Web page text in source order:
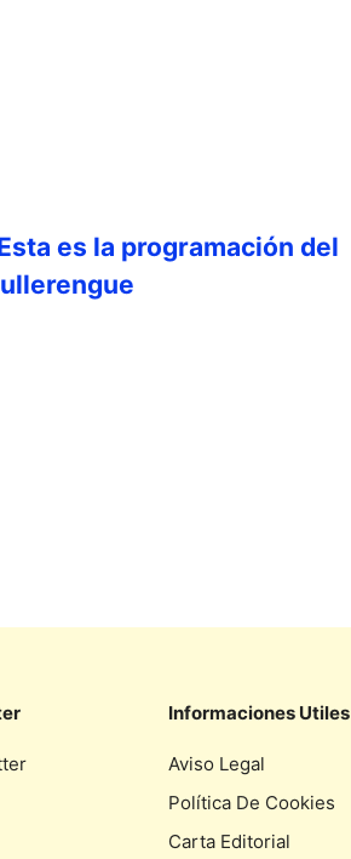
es la programación del
Informaciones Utiles
Aviso Legal
Política De Cookies
Carta Editorial